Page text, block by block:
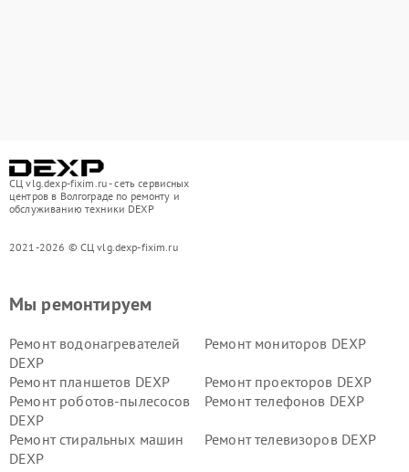
СЦ vlg.dexp-fixim.ru - сеть сервисных
центров в Волгограде по ремонту и
обслуживанию техники DEXP
2021-2026 © СЦ vlg.dexp-fixim.ru
Мы ремонтируем
Ремонт водонагревателей
DEXP
Ремонт мониторов DEXP
Ремонт планшетов DEXP
Ремонт проекторов DEXP
Ремонт роботов-пылесосов
DEXP
Ремонт телефонов DEXP
Ремонт стиральных машин
DEXP
Ремонт телевизоров DEXP